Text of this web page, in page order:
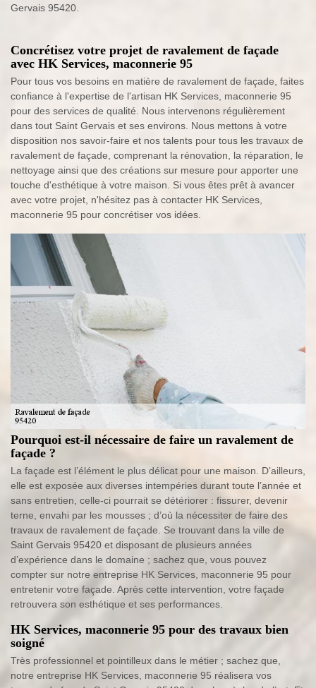
Gervais 95420.
Concrétisez votre projet de ravalement de façade
avec HK Services, maconnerie 95
Pour tous vos besoins en matière de ravalement de façade, faites
confiance à l'expertise de l'artisan HK Services, maconnerie 95
pour des services de qualité. Nous intervenons régulièrement
dans tout Saint Gervais et ses environs. Nous mettons à votre
disposition nos savoir-faire et nos talents pour tous les travaux de
ravalement de façade, comprenant la rénovation, la réparation, le
nettoyage ainsi que des créations sur mesure pour apporter une
touche d'esthétique à votre maison. Si vous êtes prêt à avancer
avec votre projet, n'hésitez pas à contacter HK Services,
maconnerie 95 pour concrétiser vos idées.
Pourquoi est-il nécessaire de faire un ravalement de
façade ?
La façade est l’élément le plus délicat pour une maison. D’ailleurs,
elle est exposée aux diverses intempéries durant toute l’année et
sans entretien, celle-ci pourrait se détériorer : fissurer, devenir
terne, envahi par les mousses ; d’où la nécessiter de faire des
travaux de ravalement de façade. Se trouvant dans la ville de
Saint Gervais 95420 et disposant de plusieurs années
d’expérience dans le domaine ; sachez que, vous pouvez
compter sur notre entreprise HK Services, maconnerie 95 pour
entretenir votre façade. Après cette intervention, votre façade
retrouvera son esthétique et ses performances.
HK Services, maconnerie 95 pour des travaux bien
soigné
Très professionnel et pointilleux dans le métier ; sachez que,
notre entreprise HK Services, maconnerie 95 réalisera vos